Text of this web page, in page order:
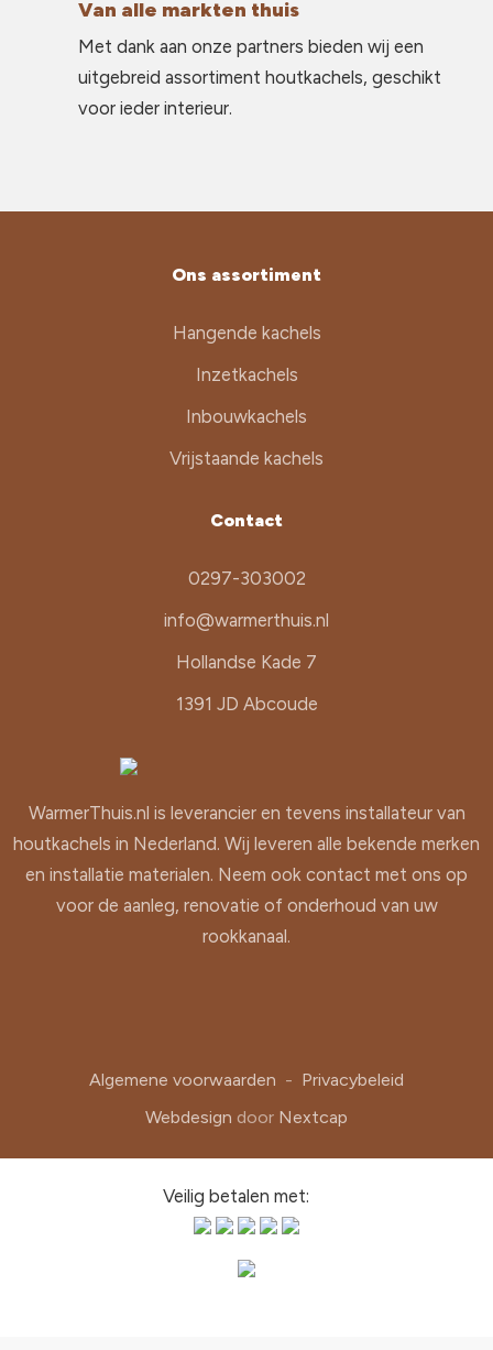
Van alle markten thuis
Met dank aan onze partners bieden wij een
uitgebreid assortiment houtkachels, geschikt
voor ieder interieur.
Ons assortiment
Hangende kachels
Inzetkachels
Inbouwkachels
Vrijstaande kachels
Contact
0297-303002
info@warmerthuis.nl
Hollandse Kade 7
1391 JD Abcoude
WarmerThuis.nl is leverancier en tevens installateur van
houtkachels in Nederland. Wij leveren alle bekende merken
en installatie materialen. Neem ook contact met ons op
voor de aanleg, renovatie of onderhoud van uw
rookkanaal.
Algemene voorwaarden - Privacybeleid
Webdesign door Nextcap
Veilig betalen met: